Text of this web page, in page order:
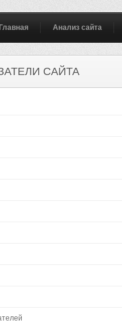
Главная Анализ сайта
САЙТА